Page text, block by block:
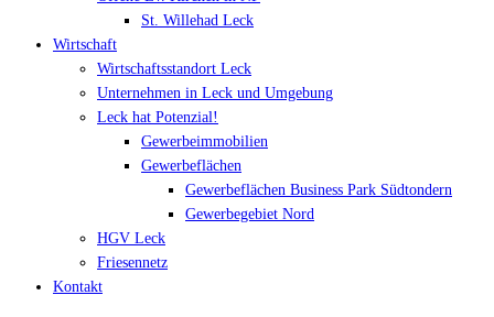
St. Willehad Leck
Wirtschaft
Wirtschaftsstandort Leck
Unternehmen in Leck und Umgebung
Leck hat Potenzial!
Gewerbeimmobilien
Gewerbeflächen
Gewerbeflächen Business Park Südtondern
Gewerbegebiet Nord
HGV Leck
Friesennetz
Kontakt